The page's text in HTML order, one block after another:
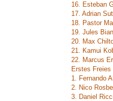
16. Esteban
17. Adrian
18. Pastor
19. Jules
20. Max
21. Kamui
22. Marcus
Erstes Freies
1. Fernando
2. Nico
3. Daniel